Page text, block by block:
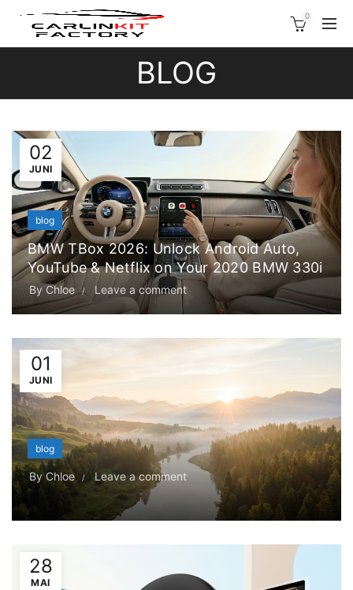
0
BLOG
02
JUNI
blog
BMW TBox 2026: Unlock Android Auto,
YouTube & Netflix on Your 2020 BMW 330i
By Chloe Leave a comment
01
JUNI
blog
ByChloe Leave a comment
28
MAI